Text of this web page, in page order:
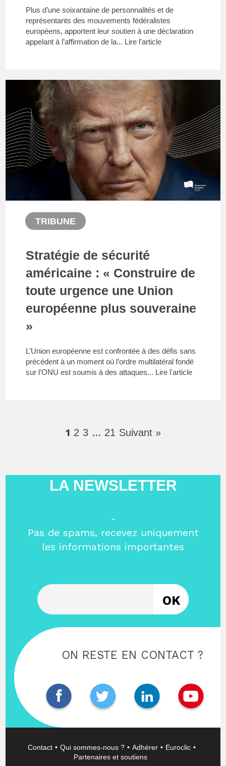
Plus d’une soixantaine de personnalités et de
représentants des mouvements fédéralistes
européens, apportent leur soutien à une déclaration
appelant à l’affirmation de la... Lire l'article
TRIBUNE
Stratégie de sécurité
américaine : « Construire de
toute urgence une Union
européenne plus souveraine
»
L’Union européenne est confrontée à des défis sans
précédent à un moment où l’ordre multilatéral fondé
sur l’ONU est soumis à des attaques... Lire l'article
1 2 3 … 21 Suivant »
LA NEWSLETTER
-
Pas de spams, recevez uniquement
les informations importantes
ON RESTE EN CONTACT ?
Contact Qui sommes-nous ? Adhérer
Euroclic
Partenaires et soutiens